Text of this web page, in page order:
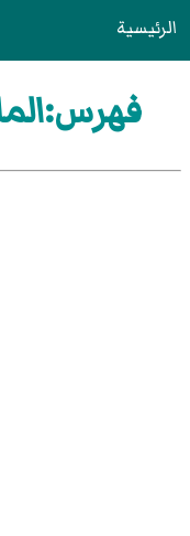
الرئيسية